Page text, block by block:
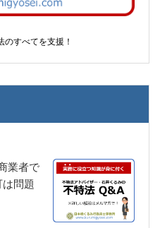
すべてを支援！
業者で
問題